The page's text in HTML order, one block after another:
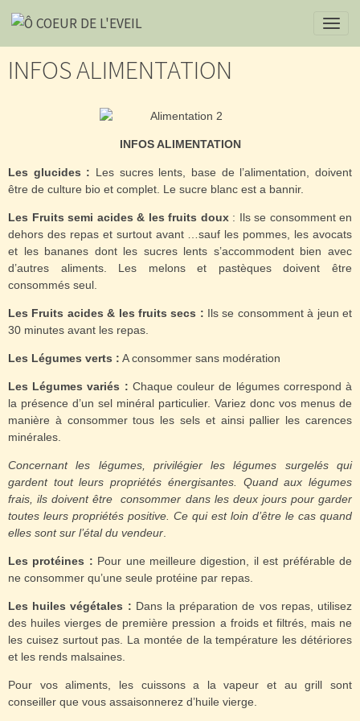
INFOS ALIMENTATION
INFOS ALIMENTATION
Les glucides : Les sucres lents, base de l’alimentation, doivent
être de culture bio et complet. Le sucre blanc est a bannir.
Les Fruits semi acides & les fruits doux : Ils se consomment en
dehors des repas et surtout avant …sauf les pommes, les avocats
et les bananes dont les sucres lents s’accommodent bien avec
d’autres aliments. Les melons et pastèques doivent être
consommés seul.
Les Fruits acides & les fruits secs : Ils se consomment à jeun et
30 minutes avant les repas.
Les Légumes verts : A consommer sans modération
Les Légumes variés : Chaque couleur de légumes correspond à
la présence d’un sel minéral particulier. Variez donc vos menus de
manière à consommer tous les sels et ainsi pallier les carences
minérales.
Concernant les légumes, privilégier les légumes surgelés qui
gardent tout leurs propriétés énergisantes. Quand aux légumes
frais, ils doivent être consommer dans les deux jours pour garder
toutes leurs propriétés positive. Ce qui est loin d’être le cas quand
elles sont sur l’étal du vendeur
Les protéines : Pour une meilleure digestion, il est préférable de
ne consommer qu’une seule protéine par repas.
Les huiles végétales : Dans la préparation de vos repas, utilisez
des huiles vierges de première pression a froids et filtrés, mais ne
les cuisez surtout pas. La montée de la température les détériores
et les rends malsaines.
Pour vos aliments, les cuissons a la vapeur et au grill sont
conseiller que vous assaisonnerez d’huile vierge.